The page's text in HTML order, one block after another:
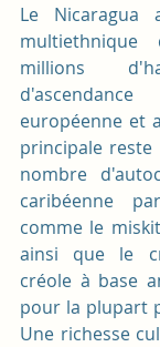
Le Nicaragua
millions
européenne et
principale reste
nombre
caribéenne
comme le
ainsi que le
créole à base
pour la plupart
Une richesse